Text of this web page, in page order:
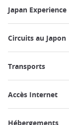
Japan Experience
Circuits au Japon
Transports
Accès Internet
Hébergements